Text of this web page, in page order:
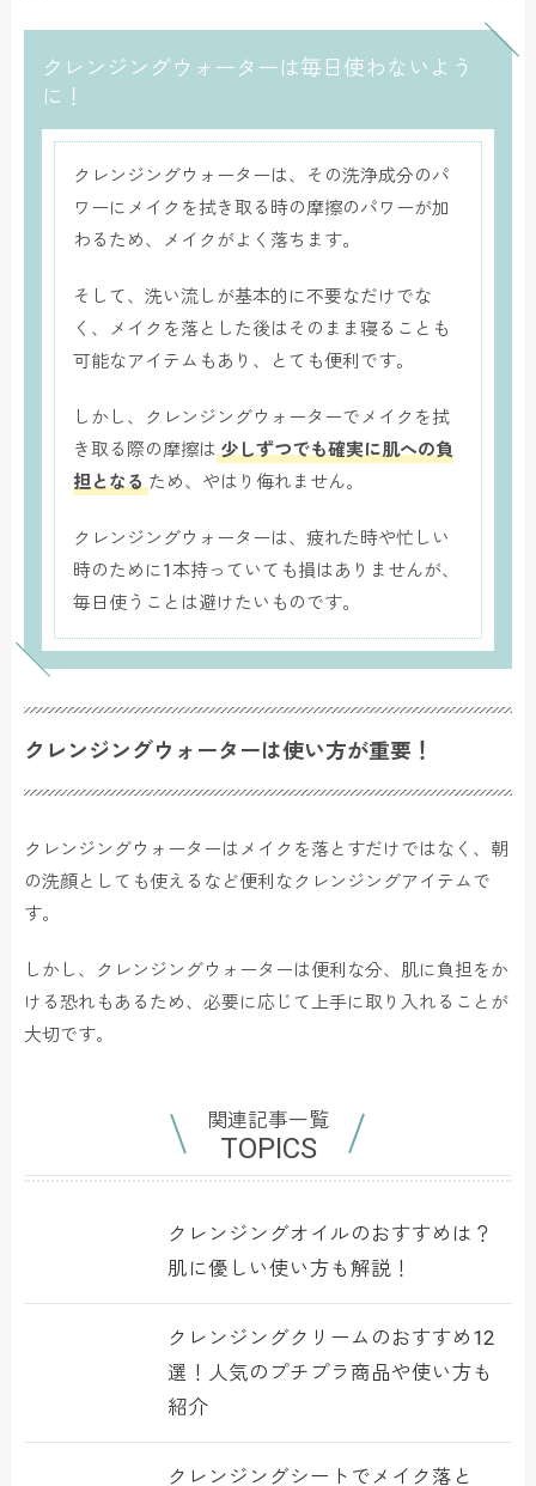
クレンジングウォーターは毎日使わないよう
に！
クレンジングウォーターは、その洗浄成分のパ
ワーにメイクを拭き取る時の摩擦のパワーが加
わるため、メイクがよく落ちます。
そして、洗い流しが基本的に不要なだけでな
く、メイクを落とした後はそのまま寝ることも
可能なアイテムもあり、とても便利です。
しかし、クレンジングウォーターでメイクを拭
き取る際の摩擦は 少しずつでも確実に肌への負
担となる ため、やはり侮れません。
クレンジングウォーターは、疲れた時や忙しい
時のために1本持っていても損はありませんが、
毎日使うことは避けたいものです。
クレンジングウォーターは使い方が重要！
クレンジングウォーターはメイクを落とすだけではなく、朝
の洗顔としても使えるなど便利なクレンジングアイテムで
す。
しかし、クレンジングウォーターは便利な分、肌に負担をか
ける恐れもあるため、必要に応じて上手に取り入れることが
大切です。
関連記事一覧
TOPICS
クレンジングオイルのおすすめは？
肌に優しい使い方も解説！
クレンジングクリームのおすすめ12
選！人気のプチプラ商品や使い方も
紹介
クレンジングシートでメイク落と